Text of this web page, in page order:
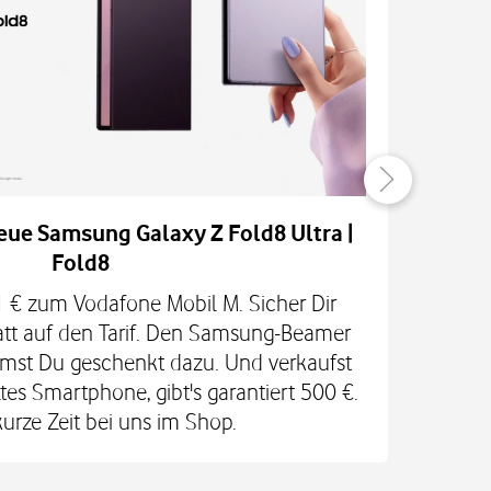
Samsung Galaxy Z Fold8 Ultra |
Fold8
zum Vodafone Mobil M. Sicher Dir
auf den Tarif. Den Samsung-Beamer
Du geschenkt dazu. Und verkaufst
Smartphone, gibt's garantiert 500 €.
Zeit bei uns im Shop.